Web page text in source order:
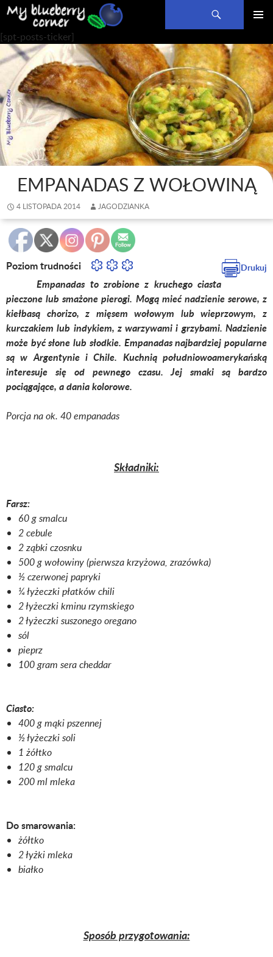
Szukaj
PRZEJDŹ
DO
TREŚCI
[spt-posts-ticker]
EMPANADAS Z WOŁOWINĄ
4 LISTOPADA 2014 JAGODZIANKA
Drukuj
Poziom trudności
Empanadas to zrobione z kruchego ciasta
pieczone lub smażone pierogi. Mogą mieć nadzienie serowe, z
kiełbasą chorizo, z mięsem wołowym lub wieprzowym, z
kurczakiem lub indykiem, z warzywami i grzybami. Nadzienie
może być słone lub słodkie. Empanadas najbardziej popularne
są w Argentynie i Chile. Kuchnią południowoamerykańską
interesuje się od pewnego czasu. Jej smaki są bardzo
pociągające, a dania kolorowe.
Porcja na ok. 40 empanadas
Składniki:
Farsz:
60 g smalcu
2 cebule
2 ząbki czosnku
500 g wołowiny (pierwsza krzyżowa, zrazówka)
½ czerwonej papryki
¼ łyżeczki płatków chili
2 łyżeczki kminu rzymskiego
2 łyżeczki suszonego oregano
sól
pieprz
100 gram sera cheddar
Ciasto:
400 g mąki pszennej
½ łyżeczki soli
1 żółtko
120 g smalcu
200 ml mleka
Do smarowania:
żółtko
2 łyżki mleka
białko
Sposób przygotowania: